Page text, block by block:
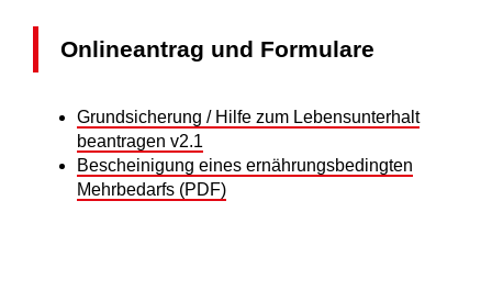
Onlineantrag und Formulare
Grundsicherung / Hilfe zum Lebensunterhalt
beantragen v2.1
Bescheinigung eines ernährungsbedingten
Mehrbedarfs (PDF)